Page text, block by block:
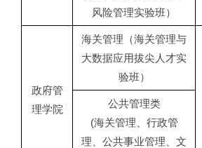
风险管理实验班）
政府管
理学院
海关管理（海关管理与
大数据应用拔尖人才实
验班）
公共管理类
(海关管理、行政管
理、公共事业管理、文